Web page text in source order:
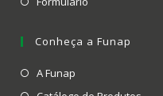
Conheça a Funap
A Funap